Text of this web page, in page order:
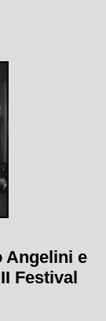
Angelini e
Festival